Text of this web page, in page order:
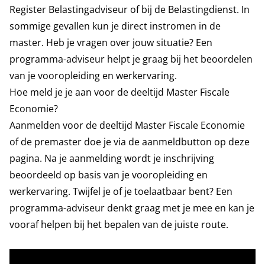
Register Belastingadviseur of bij de Belastingdienst. In
sommige gevallen kun je direct instromen in de
master. Heb je vragen over jouw situatie? Een
programma-adviseur helpt je graag bij het beoordelen
van je vooropleiding en werkervaring.
Hoe meld je je aan voor de deeltijd Master Fiscale
Economie?
Aanmelden voor de deeltijd Master Fiscale Economie
of de premaster doe je via de aanmeldbutton op deze
pagina. Na je aanmelding wordt je inschrijving
beoordeeld op basis van je vooropleiding en
werkervaring. Twijfel je of je toelaatbaar bent? Een
programma-adviseur denkt graag met je mee en kan je
vooraf helpen bij het bepalen van de juiste route.